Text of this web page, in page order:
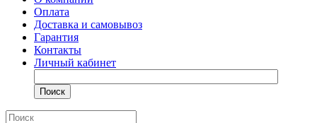
Оплата
Доставка и самовывоз
Гарантия
Контакты
Личный кабинет
Поиск